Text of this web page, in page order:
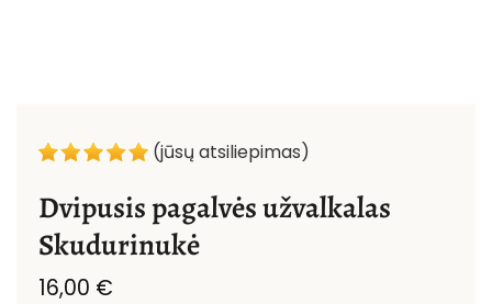
(jūsų atsiliepimas)
Dvipusis pagalvės užvalkalas
Skudurinukė
16,00 €